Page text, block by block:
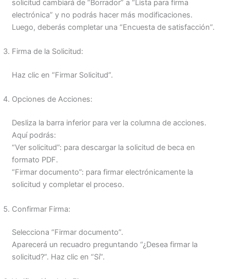
solicitud cambiará de “Borrador” a “Lista para firma
electrónica” y no podrás hacer más modificaciones.
Luego, deberás completar una “Encuesta de satisfacción”.
Firma de la Solicitud:
Haz clic en “Firmar Solicitud”.
Opciones de Acciones:
Desliza la barra inferior para ver la columna de acciones.
Aquí podrás:
“Ver solicitud”: para descargar la solicitud de beca en
formato PDF.
“Firmar documento”: para firmar electrónicamente la
solicitud y completar el proceso.
Confirmar Firma:
Selecciona “Firmar documento”.
Aparecerá un recuadro preguntando “¿Desea firmar la
solicitud?”. Haz clic en “Sí”.